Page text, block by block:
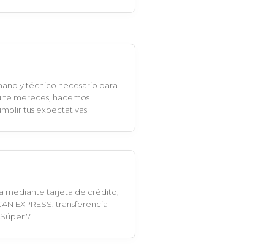
y técnico necesario para
mereces, hacemos
tus expectativas
mediante tarjeta de crédito,
EXPRESS, transferencia
7